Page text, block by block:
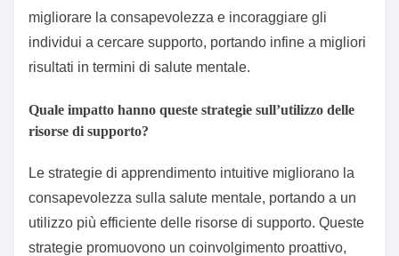
migliorare la consapevolezza e incoraggiare gli
individui a cercare supporto, portando infine a migliori
risultati in termini di salute mentale.
Quale impatto hanno queste strategie sull’utilizzo delle
risorse di supporto?
Le strategie di apprendimento intuitive migliorano la
consapevolezza sulla salute mentale, portando a un
utilizzo più efficiente delle risorse di supporto. Queste
strategie promuovono un coinvolgimento proattivo,